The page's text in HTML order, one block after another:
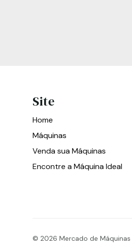
Site
Home
Máquinas
Venda sua Máquinas
Encontre a Máquina Ideal
© 2026Mercado de